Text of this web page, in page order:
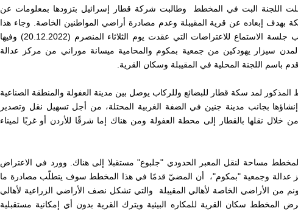
اللجنة البت في المخطط وطالبت شركة قطار إسرائيل بتزودها بمعلومات عن
بهدف إبعاده عن قرية المقيبلة وعدم مصادرة أراضي المواطنين الخاصة. وجاء هذا
القرار في أعقاب جلسة الاستماع للاعتراضات التي عقدت يوم الثلاثاء المنصرم (20.12.2022) وفيها
سيزار يهودكين من جمعية بمكوم والمحامية ميسانة موراني من مركز عدالة
باسم اللجنة المحلية في المقيبلة وسكان القرية.
لمد سكة قطار للبضائع وللركاب يوصل بين مدينة العفولة والمنطقة الصناعية
إنشاؤها بجانب مدينة جنين في الضفة الغربية المحتلة، من أجل تسهيل نقل وتصدير
من خلال نقلها بالقطار إلى محطة العفولة ومن هناك إما شرقًا للأردن أو غربًا لميناء
مساحة لنقل المعبر الحدودي "جلبوع" مستقبلا إلى هناك. وورد في الاعتراض
عدالة وجمعية "بمكوم"، أن المضيّ قدمًا في هذا المخطط سوف يتطلّب مصادرة ما
1,400 دونم من الأراضي الخاصة لأهالي المقيبلة والتي تشكل نصف الأراضي الزراعية لأهالي
المخطط سكان القرية للمكاره البيئية ويترك القرية بدون أي إمكانية مستقبلية